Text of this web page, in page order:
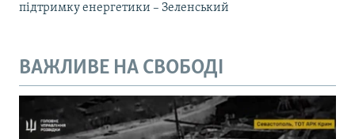
підтримку енергетики – Зеленський
ВАЖЛИВЕ НА СВОБОДІ